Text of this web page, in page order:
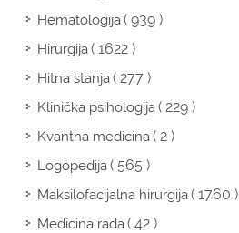
Hematologija( 939 )
Hirurgija( 1622 )
Hitna stanja( 277 )
Klinička psihologija( 229 )
Kvantna medicina( 2 )
Logopedija( 565 )
Maksilofacijalna hirurgija( 1760 )
Medicina rada( 42 )